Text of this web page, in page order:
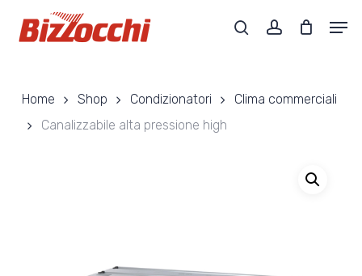
main
searchaccount
Home Shop Condizionatori
Clima commerciali
Canalizzabile alta pressione high